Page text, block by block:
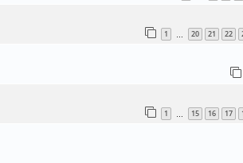
1 20 21 22
1 15 16 17